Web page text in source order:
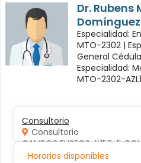
Dr. Rubens
Domínguez
Especialidad:
MTO-2302 |
General
Especialidad:
MTO-2302-AZL1
Consultorio
Consultorio
CAMPOS ELISEOS #152-5
Horarios disponibles